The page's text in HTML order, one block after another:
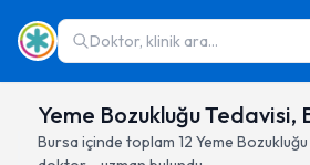
Doktor, klinik ara...
Yeme Bozukluğu Tedavisi,
Bursa içinde toplam 12 Yeme